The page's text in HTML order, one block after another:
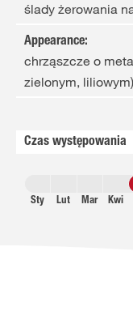
ślady żerowania
Appearance:
chrząszcze o
zielonym,
Czas występowania
Sty Lut Mar Kwi